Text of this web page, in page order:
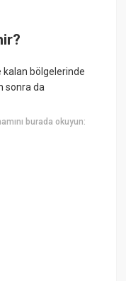
kalan bölgelerinde
sonra da
burada okuyun: